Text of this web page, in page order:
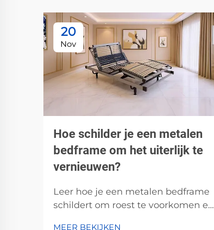
20
Nov
Hoe schilder je een metalen
bedframe om het uiterlijk te
vernieuwen?
Leer hoe je een metalen bedframe
schildert om roest te voorkomen en
MEER BEKIJKEN